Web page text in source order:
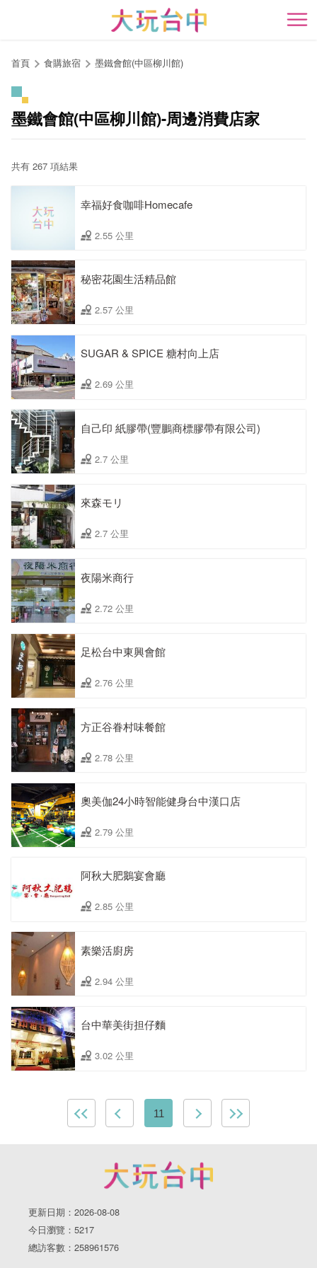
開
首頁 食購旅宿 墨鐵會館(中區柳川館)
墨鐵會館(中區柳川館)-周邊消費店家
共有 267 項結果
幸福好食咖啡Homecafe
2.55 公里
秘密花園生活精品館
2.57 公里
SUGAR & SPICE 糖村向上店
2.69 公里
自己印 紙膠帶(豐鵬商標膠帶有限公司)
2.7 公里
來森モリ
2.7 公里
夜陽米商行
2.72 公里
足松台中東興會館
2.76 公里
方正谷眷村味餐館
2.78 公里
奧美伽24小時智能健身台中漢口店
2.79 公里
阿秋大肥鵝宴會廳
2.85 公里
素樂活廚房
2.94 公里
台中華美街担仔麵
3.02 公里
11
更新日期：2026-08-08
今日瀏覽：5217
總訪客數：258961576